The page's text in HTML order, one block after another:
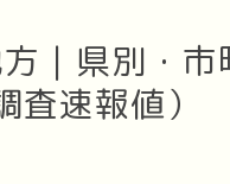
｜県別・
査速報値）